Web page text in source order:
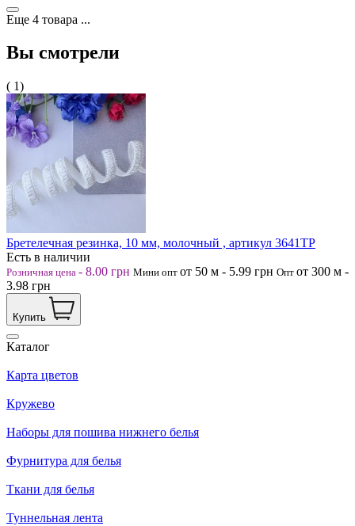
Еще 4 товара ...
Вы смотрели
( 1)
Бретелечная резинка, 10 мм, молочный , артикул 3641ТР
Есть в наличии
Розничная цена - 8.00 грн Мини опт от 50 м - 5.99 грн Опт от 300 м -
3.98 грн
Купить
Каталог
Карта цветов
Кружево
Наборы для пошива нижнего белья
Фурнитура для белья
Ткани для белья
Туннельная лента